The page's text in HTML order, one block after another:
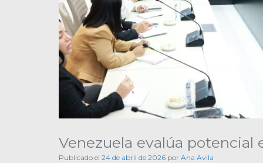
Venezuela evalúa potencial
Publicado el 24 de abril de 2026 por Ana Avila